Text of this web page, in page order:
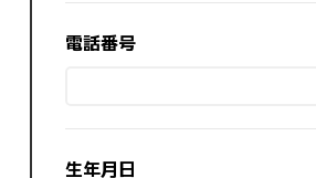
電話番号
生年月日